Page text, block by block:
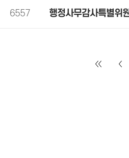
6557 행정사무감사특별위